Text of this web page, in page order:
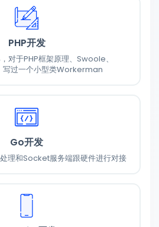
PHP开发
对于PHP框架原理、Swoole、
过一个小型类Workerman
Go开发
理和Socket服务端跟硬件进行对接